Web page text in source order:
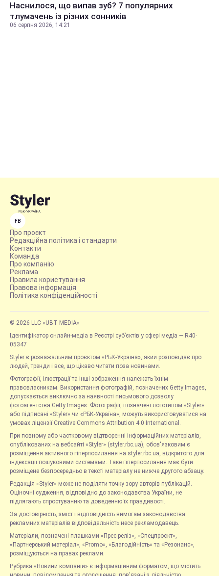
Наснилося, що випав зуб? 7 популярних
тлумачень із різних сонників
06 серпня 2026, 14:21
FB
Про проєкт
Редакційна політика і стандарти
Контакти
Команда
Про компанію
Реклама
Правила користування
Правова інформація
Політика конфіденційності
© 2026 LLC «UBT MEDIA»
Ідентифікатор онлайн-медіа в Реєстрі суб’єктів у сфері медіа — R40-
05347
Styler є розважальним проєктом «РБК-Україна», який розповідає про
людей, тренди і все, що цікаво читати поза новинами.
Фотографії, ілюстрації та інші зображення належать їхнім
правовласникам. Використання фотографій, позначених Getty Images,
допускається виключно за наявності письмового дозволу
фотоагентства Getty Images. Фотографії, позначені логотипом «Styler»
або підписані «Styler» чи «РБК-Україна», можуть використовуватися на
умовах ліцензії Creative Commons Attribution 4.0 International.
При повному або частковому відтворенні інформаційних матеріалів,
опублікованих на вебсайті «Styler» (styler.rbc.ua), обов'язковим є
розміщення активного гіперпосилання на styler.rbc.ua, відкритого для
індексації пошуковими системами. Таке гіперпосилання має бути
розміщене безпосередньо в тексті матеріалу не нижче другого абзацу.
Редакція «Styler» може не поділяти точку зору авторів публікацій.
Оціночні судження, відповідно до законодавства України, не
підлягають спростуванню та доведенню їх правдивості.
За достовірність, зміст і відповідність вимогам законодавства
рекламних матеріалів відповідальність несе рекламодавець.
Матеріали, позначені плашками «Прес-реліз», «Спецпроєкт»,
«Партнерський матеріал», «Promo», «Благодійність» та «Резонанс»,
розміщуються на правах реклами.
Рубрика «Новини компаній» є інформаційним форматом, що містить